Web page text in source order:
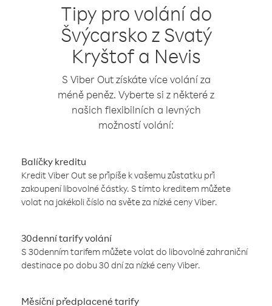
Tipy pro volání do
Švýcarsko z Svatý
Kryštof a Nevis
S Viber Out získáte více volání za
méně peněz. Vyberte si z některé z
našich flexibilních a levných
možností volání:
Balíčky kreditu
Kredit Viber Out se připíše k vašemu zůstatku při
zakoupení libovolné částky. S tímto kreditem můžete
volat na jakékoli číslo na světe za nízké ceny Viber.
30denní tarify volání
S 30denním tarifem můžete volat do libovolné zahraniční
destinace po dobu 30 dní za nízké ceny Viber.
Měsíční předplacené tarify